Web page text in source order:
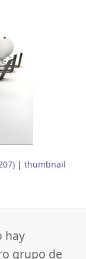
|thumbnail
hay
grupo de